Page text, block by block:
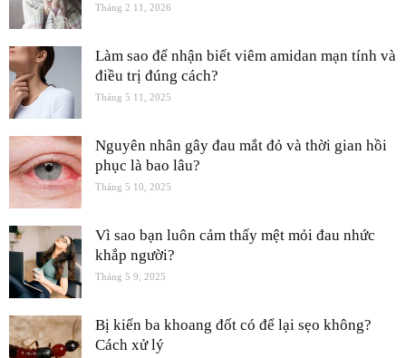
Tháng 2 11, 2026
Làm sao để nhận biết viêm amidan mạn tính và
điều trị đúng cách?
Tháng 5 11, 2025
Nguyên nhân gây đau mắt đỏ và thời gian hồi
phục là bao lâu?
Tháng 5 10, 2025
Vì sao bạn luôn cảm thấy mệt mỏi đau nhức
khắp người?
Tháng 5 9, 2025
Bị kiến ba khoang đốt có để lại sẹo không?
Cách xử lý